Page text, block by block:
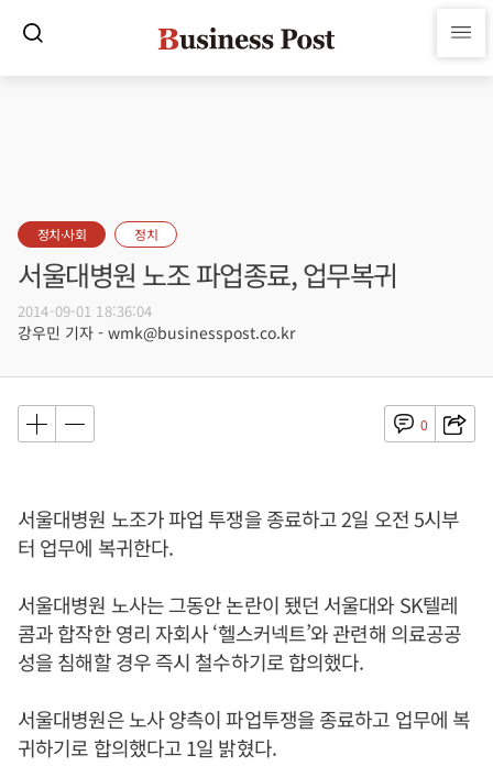
정치·사회 정치
서울대병원 노조 파업종료, 업무복귀
2014-09-01 18:36:04
강우민 기자 - wmk@businesspost.co.kr
0
서울대병원 노조가 파업 투쟁을 종료하고 2일 오전 5시부
터 업무에 복귀한다.
서울대병원 노사는 그동안 논란이 됐던 서울대와 SK텔레
콤과 합작한 영리 자회사 ‘헬스커넥트’와 관련해 의료공공
성을 침해할 경우 즉시 철수하기로 합의했다.
서울대병원은 노사 양측이 파업투쟁을 종료하고 업무에 복
귀하기로 합의했다고 1일 밝혔다.